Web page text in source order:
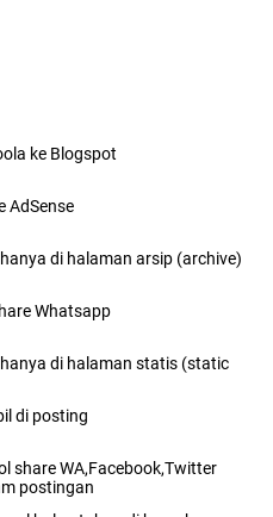
ke Blogspot
AdSense
di halaman arsip (archive)
Whatsapp
di halaman statis (static
di posting
share WA,Facebook,Twitter
postingan